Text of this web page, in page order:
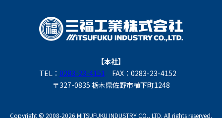
【本社】
TEL： 0283-23-4151 FAX：0283-23-4152
〒327-0835 栃木県佐野市植下町1248
Copyright © 2008-2026 MITSUFUKU INDUSTRY CO., LTD. All rights reserved.